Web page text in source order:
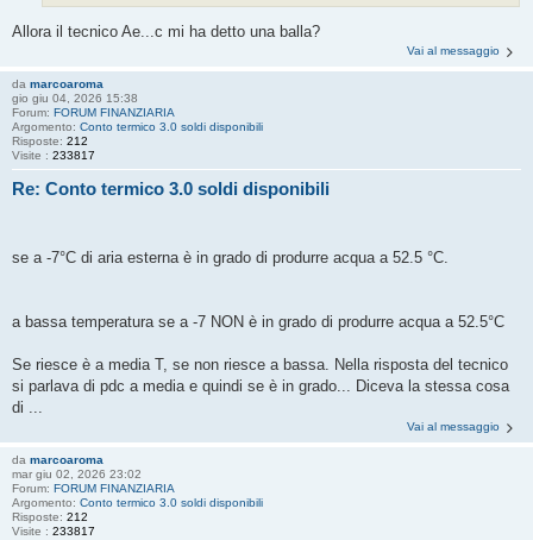
Allora il tecnico Ae...c mi ha detto una balla?
Vai al messaggio
da marcoaroma
gio giu 04, 2026 15:38
Forum: FORUM FINANZIARIA
Argomento: Conto termico 3.0 soldi disponibili
Risposte: 212
Visite : 233817
Re: Conto termico 3.0 soldi disponibili
se a -7°C di aria esterna è in grado di produrre acqua a 52.5 °C.
a bassa temperatura se a -7 NON è in grado di produrre acqua a 52.5°C
Se riesce è a media T, se non riesce a bassa. Nella risposta del tecnico
si parlava di pdc a media e quindi se è in grado... Diceva la stessa cosa
di ...
Vai al messaggio
da marcoaroma
mar giu 02, 2026 23:02
Forum: FORUM FINANZIARIA
Argomento: Conto termico 3.0 soldi disponibili
Risposte: 212
Visite : 233817